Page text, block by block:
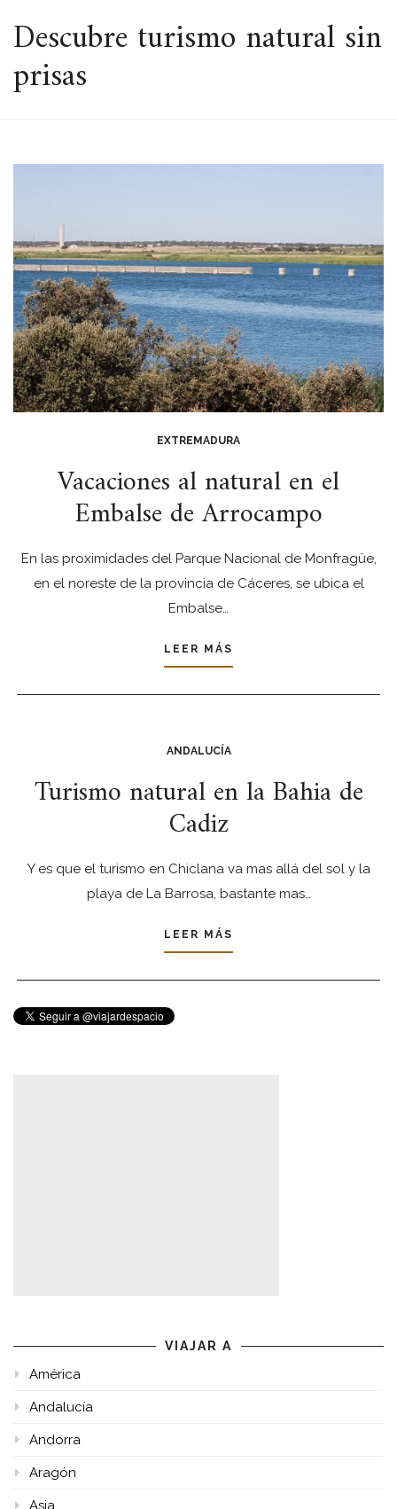
ESPACIO
Descubre turismo natural sin
prisas
EXTREMADURA
Vacaciones al natural en el
Embalse de Arrocampo
En las proximidades del Parque Nacional de Monfragüe,
en el noreste de la provincia de Cáceres, se ubica el
Embalse…
LEER MÁS
ANDALUCÍA
Turismo natural en la Bahia de
Cadiz
Y es que el turismo en Chiclana va mas allá del sol y la
playa de La Barrosa, bastante mas…
LEER MÁS
VIAJAR A
América
Andalucía
Andorra
Aragón
Asia